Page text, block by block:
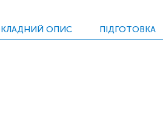
гострої фази запалення і є
зростає).
дефіцитів фібриногену
ОПИС ПІДГОТОВКА